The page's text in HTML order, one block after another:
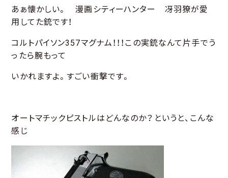
あぁ懐かしい。 漫画シティーハンター 冴羽獠が愛
用してた銃です！
コルトパイソン357マグナム！！！この実銃なんて片手でう
ったら腕もって
いかれますよ。すごい衝撃です。
オートマチックピストルはどんなのか？というと、こんな
感じ